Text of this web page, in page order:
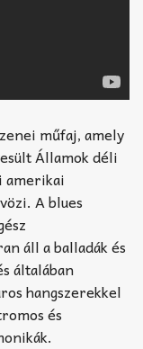
műfaj, amely
Államok déli
amerikai
A blues
áll a balladák és
általában
hangszerekkel
és